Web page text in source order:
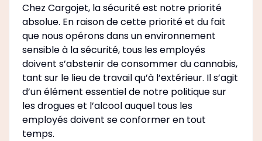
Chez Cargojet, la sécurité est notre priorité
absolue. En raison de cette priorité et du fait
que nous opérons dans un environnement
sensible à la sécurité, tous les employés
doivent s’abstenir de consommer du cannabis,
tant sur le lieu de travail qu’à l’extérieur. Il s’agit
d’un élément essentiel de notre politique sur
les drogues et l’alcool auquel tous les
employés doivent se conformer en tout
temps.